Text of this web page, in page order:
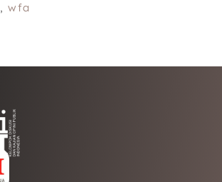
,wfa